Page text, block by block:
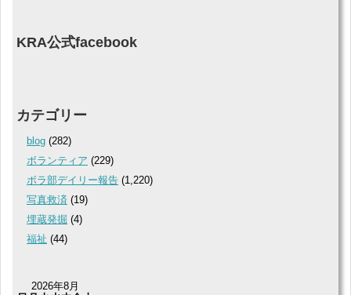
KRA公式facebook
カテゴリー
blog (282)
ボランティア (229)
ボラ部デイリー報告 (1,220)
写真救済 (19)
埋蔵発掘 (4)
福祉 (44)
2026年8月